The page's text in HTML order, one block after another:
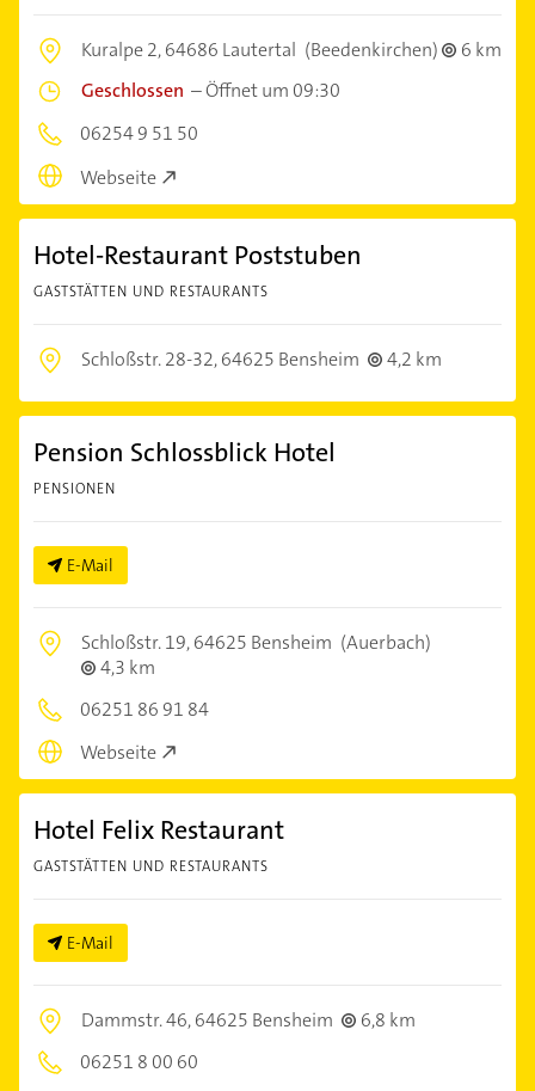
Kuralpe 2,64686 Lautertal (Beedenkirchen)
6 km
Geschlossen –Öffnet um 09:30
06254 9 51 50
Webseite
Hotel-Restaurant Poststuben
GASTSTÄTTEN UND RESTAURANTS
Schloßstr. 28-32,64625 Bensheim 4,2 km
Pension Schlossblick Hotel
PENSIONEN
E-Mail
Schloßstr. 19,64625 Bensheim (Auerbach)
4,3 km
06251 86 91 84
Webseite
Hotel Felix Restaurant
GASTSTÄTTEN UND RESTAURANTS
E-Mail
Dammstr. 46,64625 Bensheim
6,8 km
06251 8 00 60